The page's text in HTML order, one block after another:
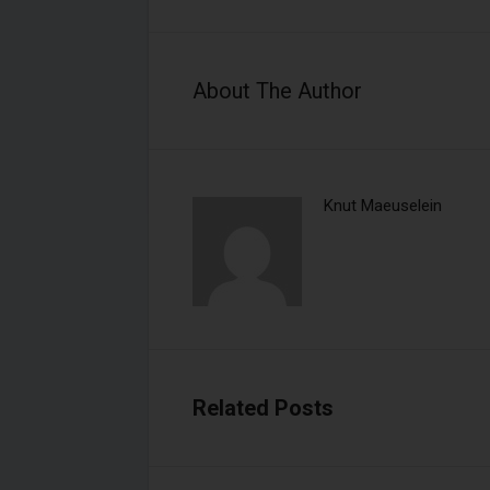
About The Author
Knut Maeuselein
Related Posts
Zuständige Stellen: